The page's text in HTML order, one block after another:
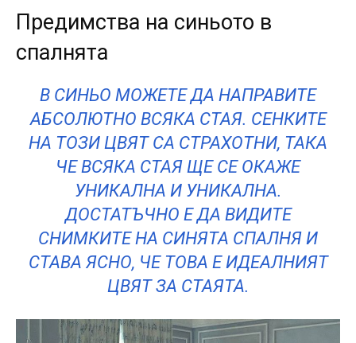
Предимства на синьото в
спалнята
В СИНЬО МОЖЕТЕ ДА НАПРАВИТЕ
АБСОЛЮТНО ВСЯКА СТАЯ. СЕНКИТЕ
НА ТОЗИ ЦВЯТ СА СТРАХОТНИ, ТАКА
ЧЕ ВСЯКА СТАЯ ЩЕ СЕ ОКАЖЕ
УНИКАЛНА И УНИКАЛНА.
ДОСТАТЪЧНО Е ДА ВИДИТЕ
СНИМКИТЕ НА СИНЯТА СПАЛНЯ И
СТАВА ЯСНО, ЧЕ ТОВА Е ИДЕАЛНИЯТ
ЦВЯТ ЗА СТАЯТА.